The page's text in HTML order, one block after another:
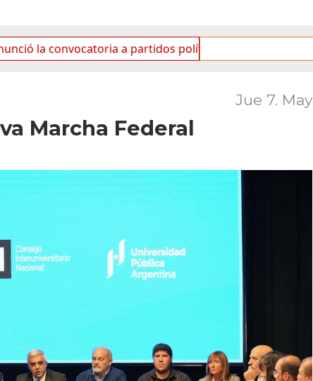
a partidos políticos por «ficha limpia»
Jue 7. May
Marcha Federal